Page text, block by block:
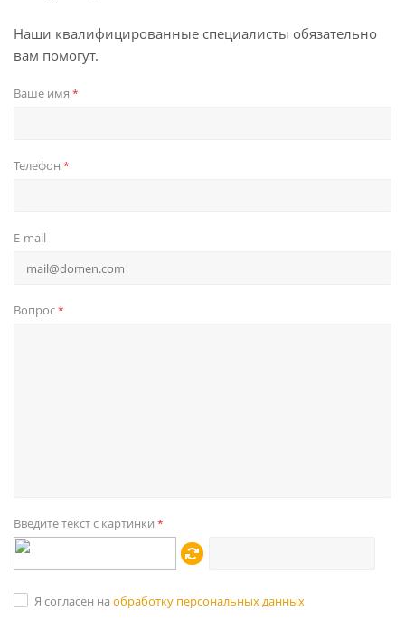
Наши квалифицированные специалисты обязательно
вам помогут.
Ваше имя *
Телефон *
E-mail
Вопрос*
Введите текст с картинки *
Я согласен на обработку персональных данных